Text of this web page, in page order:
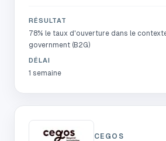
RÉSULTAT
78% le taux d'ouverture dans le
government (B2G)
DÉLAI
1 semaine
CEGOS